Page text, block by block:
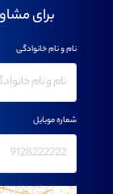
برای
نام و نام خانوادگی
شماره موبایل